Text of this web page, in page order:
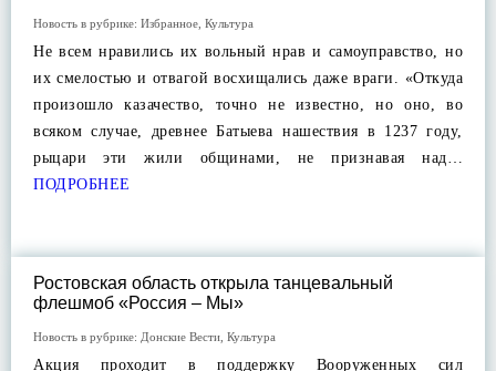
Новость в рубрике: Избранное Культура
Не всем нравились их вольный нрав и самоуправство, но
их смелостью и отвагой восхищались даже враги. «Откуда
произошло казачество, точно не известно, но оно, во
всяком случае, древнее Батыева нашествия в 1237 году,
рыцари эти жили общинами, не признавая над…
ПОДРОБНЕЕ
Ростовская область открыла танцевальный
флешмоб «Россия – Мы»
Новость в рубрике: Донские Вести Культура
Акция проходит в поддержку Вооруженных сил